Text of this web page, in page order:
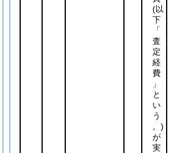
(以
下
「
査
定
経
費
」
と
い
う
。)
が
実